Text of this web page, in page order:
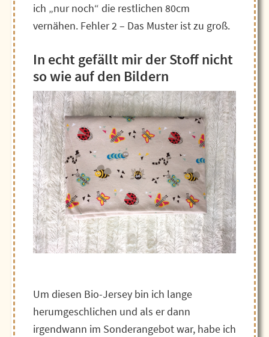
ich „nur noch“ die restlichen 80cm
vernähen. Fehler 2 – Das Muster ist zu groß.
In echt gefällt mir der Stoff nicht
so wie auf den Bildern
Um diesen Bio-Jersey bin ich lange
herumgeschlichen und als er dann
irgendwann im Sonderangebot war, habe ich